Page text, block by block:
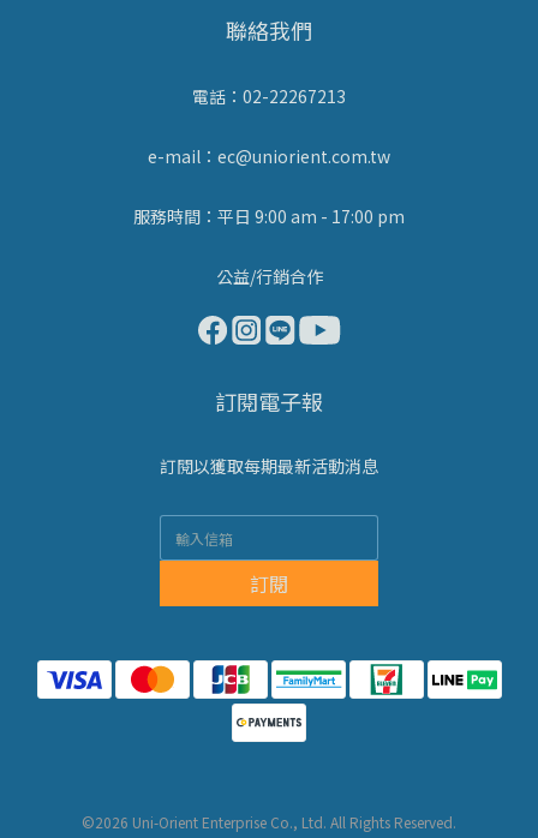
聯絡我們
電話：02-22267213
e-mail：ec@uniorient.com.tw
服務時間：平日 9:00 am - 17:00 pm
公益/行銷合作
訂閱電子報
訂閱以獲取每期最新活動消息
訂閱
©2026 Uni-Orient Enterprise Co., Ltd. All Rights Reserved.